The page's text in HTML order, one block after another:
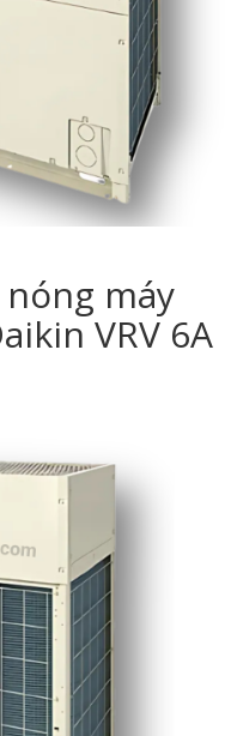
nóng máy
VRV 6A